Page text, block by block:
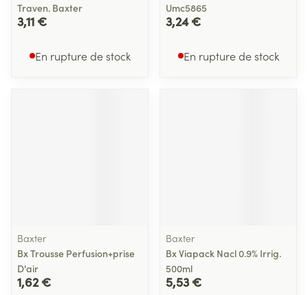
Traven. Baxter
3,11 €
En rupture de stock
Umc5865
3,24 €
En rupture de stock
Baxter
Bx Trousse Perfusion+prise
D'air
1,62 €
Baxter
Bx Viapack Nacl 0.9% Irrig.
500ml
5,53 €